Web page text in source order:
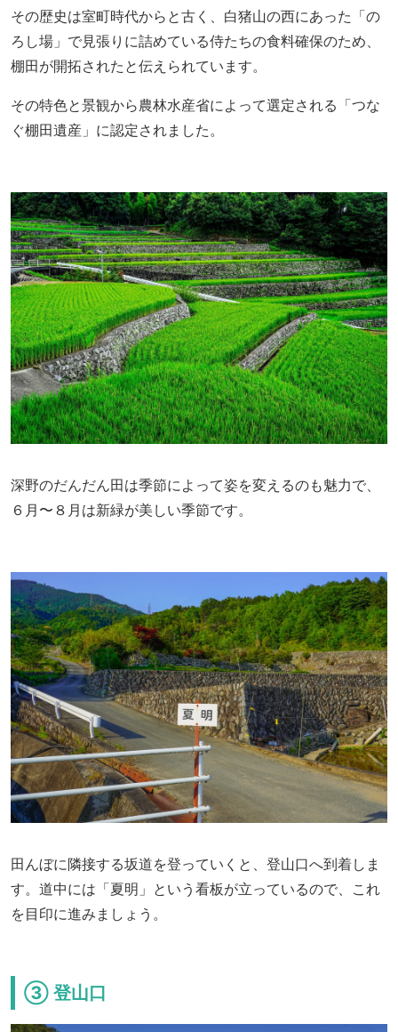
その歴史は室町時代からと古く、白猪山の西にあった「の
ろし場」で見張りに詰めている侍たちの食料確保のため、
棚田が開拓されたと伝えられています。
その特色と景観から農林水産省によって選定される「つな
ぐ棚田遺産」に認定されました。
深野のだんだん田は季節によって姿を変えるのも魅力で、
６月〜８月は新緑が美しい季節です。
田んぼに隣接する坂道を登っていくと、登山口へ到着しま
す。道中には「夏明」という看板が立っているので、これ
を目印に進みましょう。
③ 登山口